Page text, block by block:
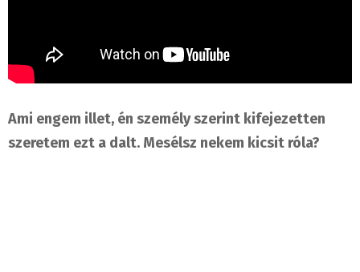
Ami engem illet, én személy szerint kifejezetten
szeretem ezt a dalt. Mesélsz nekem kicsit róla?